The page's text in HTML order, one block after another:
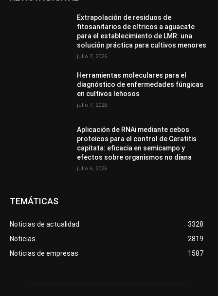
Extrapolación de residuos de
fitosanitarios de cítricos a aguacate
para el establecimiento de LMR: una
solución práctica para cultivos menores
julio 7, 2026
Herramientas moleculares para el
diagnóstico de enfermedades fúngicas
en cultivos leñosos
julio 7, 2026
Aplicación de RNAi mediante cebos
proteicos para el control de Ceratitis
capitata: eficacia en semicampo y
efectos sobre organismos no diana
julio 6, 2026
TEMÁTICAS
Noticias de actualidad
3328
Noticias
2819
Noticias de empresas
1587